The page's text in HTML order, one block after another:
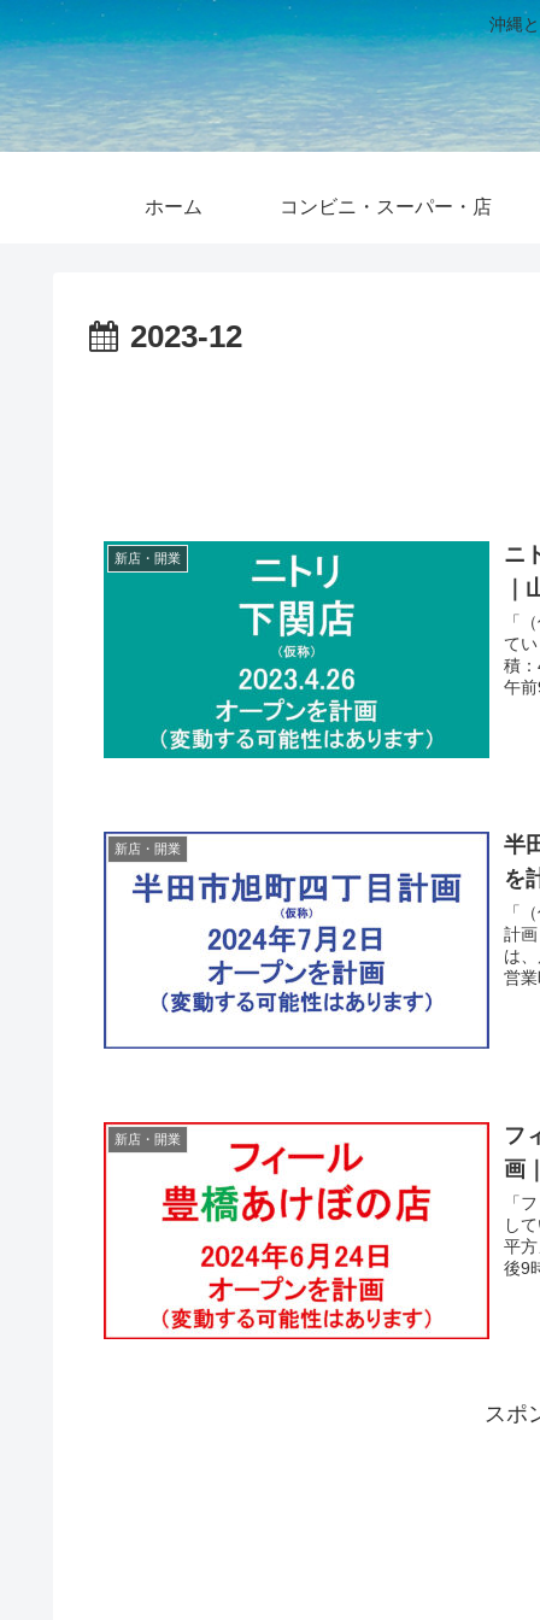
沖縄
ホーム コンビニ・スーパー・店
2023-12
新店・開業
ニ
「
て
積
午
新店・開業
半
を
「
計
は
営
新店・開業
フ
画
「
し
平
後9
スポ